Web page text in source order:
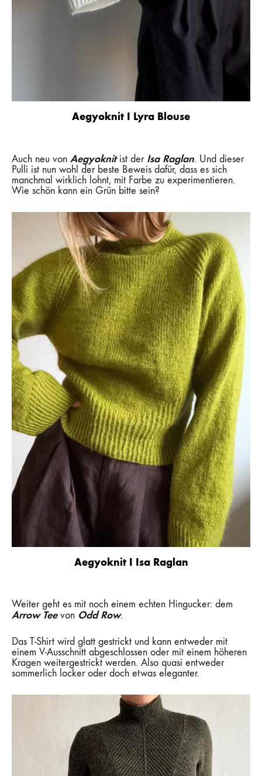
Aegyoknit I Lyra Blouse
Auch neu von Aegyoknitist der Isa Raglan. Und dieser
Pulli ist nun wohl der beste Beweis dafür, dass es sich
manchmal wirklich lohnt, mit Farbe zu experimentieren.
Wie schön kann ein Grün bitte sein?
Aegyoknit I Isa Raglan
Weiter geht es mit noch einem echten Hingucker: dem
Arrow Teevon Odd Row.
Das T-Shirt wird glatt gestrickt und kann entweder mit
einem V-Ausschnitt abgeschlossen oder mit einem höheren
Kragen weitergestrickt werden. Also quasi entweder
sommerlich locker oder doch etwas eleganter.